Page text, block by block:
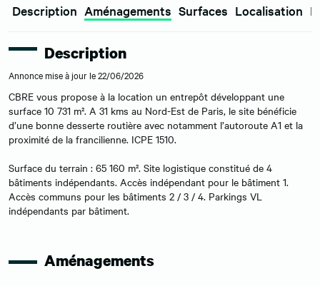
Description Aménagements Surfaces Localisation
Description
Annonce mise à jour le 22/06/2026
CBRE vous propose à la location un entrepôt développant une
surface 10 731 m². A 31 kms au Nord-Est de Paris, le site bénéficie
d’une bonne desserte routière avec notamment l’autoroute A1 et la
proximité de la francilienne. ICPE 1510.
Surface du terrain : 65 160 m². Site logistique constitué de 4
bâtiments indépendants. Accès indépendant pour le bâtiment 1.
Accès communs pour les bâtiments 2 / 3 / 4. Parkings VL
indépendants par bâtiment.
Aménagements